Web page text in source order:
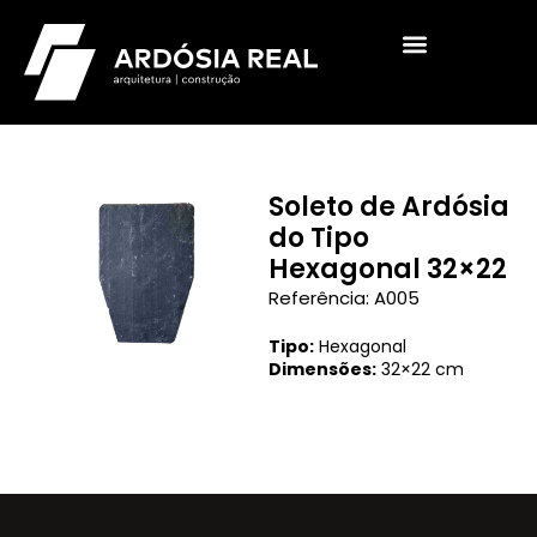
Soleto de Ardósia
do Tipo
Hexagonal 32×22
Referência: A005
Tipo: Hexagonal
Dimensões: 32×22 cm